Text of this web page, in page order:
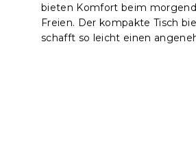
bieten Komfort beim
Freien. Der kompakte Tisch
schafft so leicht einen